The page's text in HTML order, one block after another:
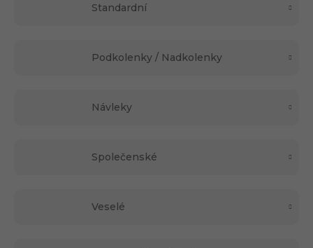
Standardní
Podkolenky / Nadkolenky
Návleky
Společenské
Veselé